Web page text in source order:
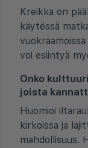
Kreikka on
käytössä
voi esiintyä
Onko
joista
Huomioi
kirkoissa ja
mahdollisuus.